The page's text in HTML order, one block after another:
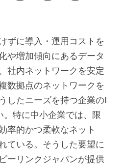
ずに導入・運用コストを
や増加傾向にあるデータ
社内ネットワークを安定
数拠点のネットワークを
したニーズを持つ企業のI
特に中小企業では、限
率的かつ柔軟なネット
ている。そうした要望に
ーリンクジャパンが提供